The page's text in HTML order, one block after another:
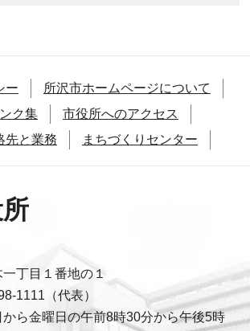
ー
所沢市ホームページについて
ク集
市役所へのアクセス
先と業務
まちづくりセンター
丁目１番地の１
1111（代表）
ら金曜日の午前8時30分から午後5時